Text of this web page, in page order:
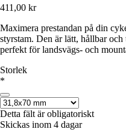
411,00 kr
Maximera prestandan på din
styrstam. Den är lätt, hållbar
perfekt för landsvägs- och
Storlek
*
Detta fält är obligatoriskt
Skickas inom 4 dagar